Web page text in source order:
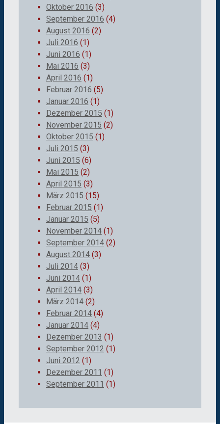
Oktober 2016 (3)
September 2016 (4)
August 2016 (2)
Juli 2016 (1)
Juni 2016 (1)
Mai 2016 (3)
April 2016 (1)
Februar 2016 (5)
Januar 2016 (1)
Dezember 2015 (1)
November 2015 (2)
Oktober 2015 (1)
Juli 2015 (3)
Juni 2015 (6)
Mai 2015 (2)
April 2015 (3)
März 2015 (15)
Februar 2015 (1)
Januar 2015 (5)
November 2014 (1)
September 2014 (2)
August 2014 (3)
Juli 2014 (3)
Juni 2014 (1)
April 2014 (3)
März 2014 (2)
Februar 2014 (4)
Januar 2014 (4)
Dezember 2013 (1)
September 2012 (1)
Juni 2012 (1)
Dezember 2011 (1)
September 2011 (1)